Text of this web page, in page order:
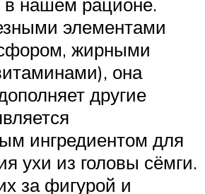
элементами
жирными
она
другие
ингредиентом для
ухи из головы сёмги.
за фигурой и